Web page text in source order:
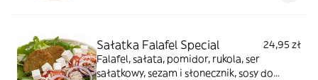
Sałatka Falafel Special
24,95 zł
Falafel, sałata, pomidor, rukola, ser
sałatkowy, sezam i słonecznik, sosy do